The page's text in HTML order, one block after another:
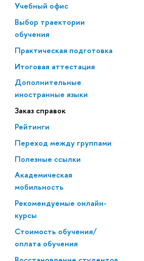
Учебный офис
Выбор траектории
обучения
Практическая подготовка
Итоговая аттестация
Дополнительные
иностранные языки
Заказ справок
Рейтинги
Переход между группами
Полезные ссылки
Академическая
мобильность
Рекомендуемые онлайн-
курсы
Стоимость обучения/
оплата обучения